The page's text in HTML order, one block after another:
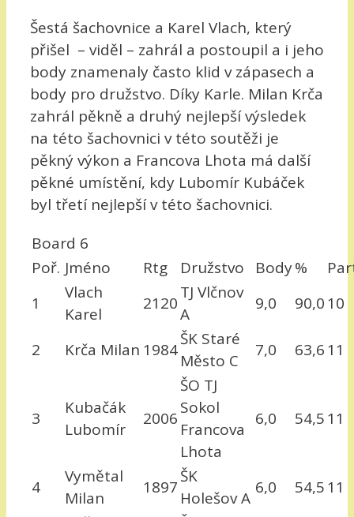
Šestá šachovnice a Karel Vlach, který
přišel – viděl – zahrál a postoupil a i jeho
body znamenaly často klid v zápasech a
body pro družstvo. Díky Karle. Milan Krča
zahrál pěkně a druhý nejlepší výsledek
na této šachovnici v této soutěži je
pěkný výkon a Francova Lhota má další
pěkné umístění, kdy Lubomír Kubáček
byl třetí nejlepší v této šachovnici.
Board 6
Poř. Jméno Rtg Družstvo Body%
1
Vlach
Karel
2120
TJ Vlčnov
A
9,0 90,010
2 Krča Milan 1984
ŠK Staré
Město C
7,0 63,611
3
Kubačák
Lubomír
2006
ŠO TJ
Sokol
Francova
Lhota
6,0 54,511
4
Vymětal
Milan
1897
ŠK
Holešov A
6,0 54,511